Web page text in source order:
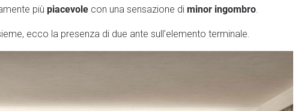
più piacevole con una sensazione di minor ingombro
ecco la presenza di due ante sull’elemento terminale.